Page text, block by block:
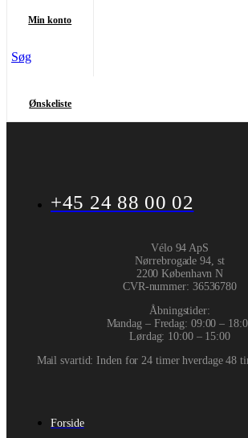
Min konto
Søg
Ønskeliste
+45 24 88 00 02
Vélo 94 ApS
Nørrebrogade 94, st
2200 København N
CVR-nummer: 36536780
Åbningstider:
Mandag – Fredag: 09:00 –
Lørdag: 10:00 – 15:00
Mail svartid: Inden for 24 timer hverdage 48
Forside